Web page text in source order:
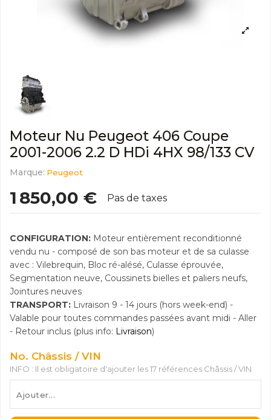
Moteur Nu Peugeot 406 Coupe
2001-2006 2.2 D HDi 4HX 98/133 CV
Marque: Peugeot
1 850,00 € Pas de taxes
CONFIGURATION: Moteur entièrement reconditionné
vendu nu - composé de son bas moteur et de sa culasse
avec : Vilebrequin, Bloc ré-alésé, Culasse éprouvée,
Segmentation neuve, Coussinets bielles et paliers neufs,
Jointures neuves
TRANSPORT: Livraison 9 - 14 jours (hors week-end) -
Valable pour toutes commandes passées avant midi - Aller
- Retour inclus (plus info: Livraison)
No. Châssis / VIN
INFO : Il est obligatoire d'ajouter les 17 références Châssis / VIN